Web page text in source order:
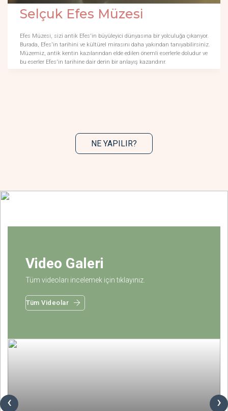
Selçuk Efes Müzesi
Efes Müzesi, sizi antik Efes'in büyüleyici dünyasına bir yolculuğa çıkarıyor.
Burada, Efes'in tarihini ve kültürel mirasını daha yakından tanıyabilirsiniz.
Müzemiz, antik kentin kazılarından elde edilen önemli eserlerle doludur ve
bu eserler Efes'in tarihine dair derin bir anlayış kazandırır.
NE YAPILIR?
Video Galeri
Tüm videoları incelemek için tıklayınız.
Tüm Videolar
‹ ›